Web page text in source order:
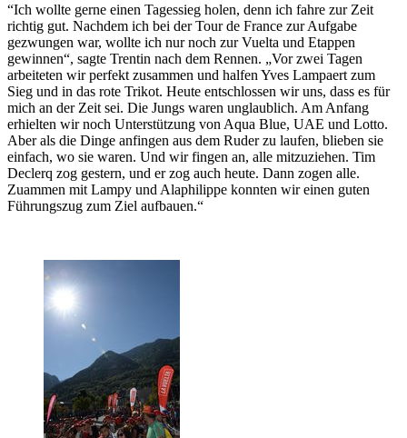
“Ich wollte gerne einen Tagessieg holen, denn ich fahre zur Zeit
richtig gut. Nachdem ich bei der Tour de France zur Aufgabe
gezwungen war, wollte ich nur noch zur Vuelta und Etappen
gewinnen“, sagte Trentin nach dem Rennen. „Vor zwei Tagen
arbeiteten wir perfekt zusammen und halfen Yves Lampaert zum
Sieg und in das rote Trikot. Heute entschlossen wir uns, dass es für
mich an der Zeit sei. Die Jungs waren unglaublich. Am Anfang
erhielten wir noch Unterstützung von Aqua Blue, UAE und Lotto.
Aber als die Dinge anfingen aus dem Ruder zu laufen, blieben sie
einfach, wo sie waren. Und wir fingen an, alle mitzuziehen. Tim
Declerq zog gestern, und er zog auch heute. Dann zogen alle.
Zuammen mit Lampy und Alaphilippe konnten wir einen guten
Führungszug zum Ziel aufbauen.“